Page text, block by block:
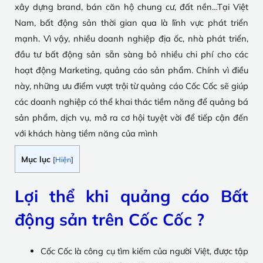
xây dựng brand, bán căn hộ chung cư, đất nền…Tại Việt
Nam, bất động sản thời gian qua là lĩnh vực phát triển
mạnh. Vì vậy, nhiều doanh nghiệp địa ốc, nhà phát triển,
đầu tư bất động sản sẵn sàng bỏ nhiều chi phí cho các
hoạt động Marketing, quảng cáo sản phẩm. Chính vì điều
này, những ưu điểm vượt trội từ quảng cáo Cốc Cốc sẽ giúp
các doanh nghiệp có thể khai thác tiềm năng để quảng bá
sản phẩm, dịch vụ, mở ra cơ hội tuyệt vời để tiếp cận đến
với khách hàng tiềm năng của mình
Mục lục [Hiện]
Lợi thể khi quảng cáo Bất
động sản trên Cốc Cốc ?
Cốc Cốc là công cụ tìm kiếm của người Việt, được tập